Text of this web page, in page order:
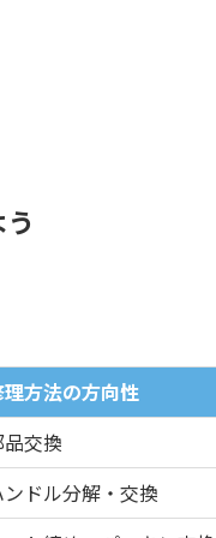
方法の方向性
交換
ドル分解・交換